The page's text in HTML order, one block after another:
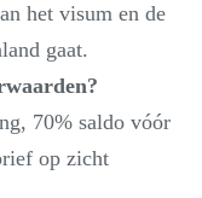
het visum en de
gaat.
70% saldo vóór
op zicht